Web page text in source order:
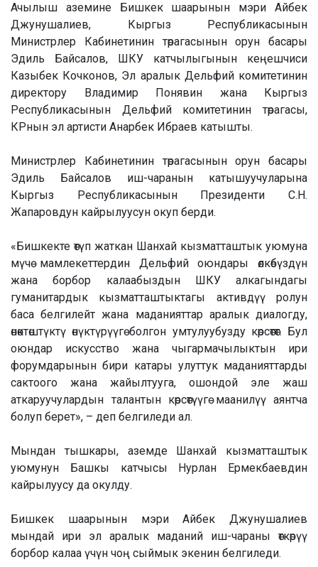
Ачылыш аземине Бишкек шаарынын мэри Айбек
Джунушалиев, Кыргыз Республикасынын
Министрлер Кабинетинин төрагасынын орун басары
Эдиль Байсалов, ШКУ катчылыгынын кеңешчиси
Казыбек Кочконов, Эл аралык Дельфий комитетинин
директору Владимир Понявин жана Кыргыз
Республикасынын Дельфий комитетинин төрагасы,
КРнын эл артисти Анарбек Ибраев катышты.
Министрлер Кабинетинин төрагасынын орун басары
Эдиль Байсалов иш-чаранын катышуучуларына
Кыргыз Республикасынын Президенти С.Н.
Жапаровдун кайрылуусун окуп берди.
«Бишкекте өтүп жаткан Шанхай кызматташтык уюмуна
мүчө мамлекеттердин Дельфий оюндары өлкөбүздүн
жана борбор калаабыздын ШКУ алкагындагы
гуманитардык кызматташтыктагы активдүү ролун
баса белгилейт жана маданияттар аралык диалогду,
өнөктөштүктү өнүктүрүүгө болгон умтулуубузду көрсөтөт. Бул
оюндар искусство жана чыгармачылыктын ири
форумдарынын бири катары улуттук маданияттарды
сактоого жана жайылтууга, ошондой эле жаш
аткаруучулардын талантын көрсөтүүгө маанилүү аянтча
болуп берет», – деп белгиледи ал.
Мындан тышкары, аземде Шанхай кызматташтык
уюмунун Башкы катчысы Нурлан Ермекбаевдин
кайрылуусу да окулду.
Бишкек шаарынын мэри Айбек Джунушалиев
мындай ири эл аралык маданий иш-чараны өткөрүү
борбор калаа үчүн чоң сыймык экенин белгиледи.